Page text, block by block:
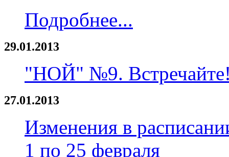
Подробнее...
29.01.2013
"НОЙ" №9.
27.01.2013
Изменения в
1 по 25 февраля